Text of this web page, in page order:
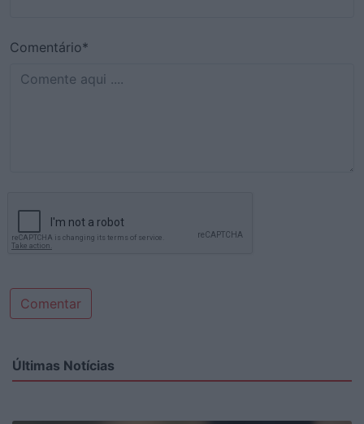
Comentário*
Comentar
Últimas Notícias